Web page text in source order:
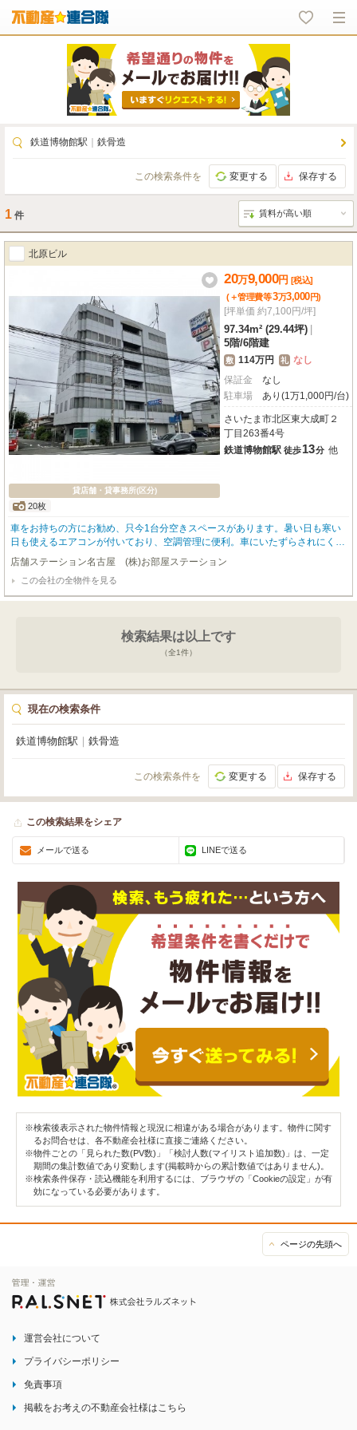
鉄道博物館駅 鉄骨造
この検索条件を 変更する 保存する
1 件
北原ビル
貸店舗・貸事務所(区分)
20枚
20万9,000円 [税込]
(＋管理費等3万3,000円)
[坪単価 約7,100円/坪]
97.34m² (29.44坪)
5階/6階建
敷 114万円 礼 なし
保証金
なし
駐車場
あり(1万1,000円/台)
さいたま市北区東大成町２
丁目263番4号
鉄道博物館駅 徒歩13分 他
車をお持ちの方にお勧め、只今1台分空きスペースがあります。暑い日も寒い
日も使えるエアコンが付いており、空調管理に便利。車にいたずらされにく
い、敷地内駐車場の空きがあります。
店舗ステーション名古屋 (株)お部屋ステーション
この会社の全物件を見る
検索結果は以上です
（全1件）
現在の検索条件
鉄道博物館駅 鉄骨造
この検索条件を 変更する 保存する
この検索結果をシェア
メールで送る LINEで送る
※検索後表示された物件情報と現況に相違がある場合があります。物件に関す
るお問合せは、各不動産会社様に直接ご連絡ください。
※物件ごとの「見られた数(PV数)」「検討人数(マイリスト追加数)」は、一定
期間の集計数値であり変動します(掲載時からの累計数値ではありません)。
※検索条件保存・読込機能を利用するには、ブラウザの「Cookieの設定」が有
効になっている必要があります。
ページの先頭へ
運営会社について
プライバシーポリシー
免責事項
掲載をお考えの不動産会社様はこちら